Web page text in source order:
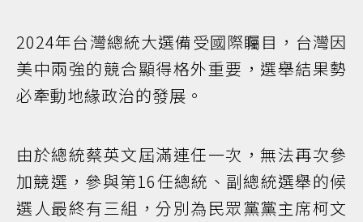
2024年台灣總統大選備受國際矚目，台灣因
美中兩強的競合顯得格外重要，選舉結果勢
必牽動地緣政治的發展。
由於總統蔡英文屆滿連任一次，無法再次參
加競選，參與第16任總統、副總統選舉的候
選人最終有三組，分別為民眾黨黨主席柯文